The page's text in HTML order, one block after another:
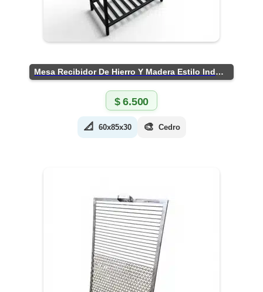
Mesa Recibidor De Hierro Y Madera Estilo Industrial
$6.500
📐 60x85x30 🎨 Cedro